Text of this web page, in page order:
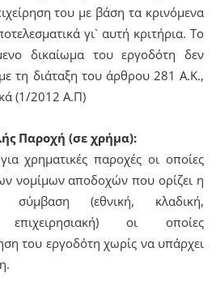
του με βάση τα κρινόμενα
γι` αυτή κριτήρια. Το
δικαίωμα του εργοδότη δεν
τη διάταξη του άρθρου 281 Α.Κ.,
(1/2012 Α.Π)
Παροχή (σε χρήμα):
χρηματικές παροχές οι οποίες
νομίμων αποδοχών που ορίζει η
σύμβαση (εθνική, κλαδική,
επιχειρησιακή) οι οποίες
του εργοδότη χωρίς να υπάρχει